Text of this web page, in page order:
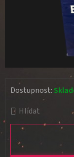
Hlídat
Dostupnost: